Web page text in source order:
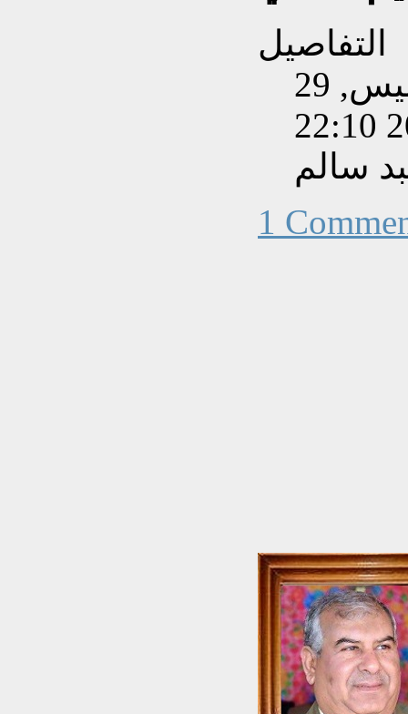
التفاصيل
تم إنشاءه بتاريخ الخميس, 29
سالم
1